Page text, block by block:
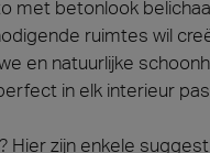
met betonlook
ruimtes wil
en natuurlijke
in elk interieur
Hier zijn enkele